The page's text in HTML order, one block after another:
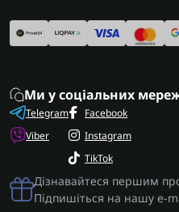
Ми у соціальних
Telegram
Viber
Facebook
Instagram
TikTok
Дізнавайтеся першим
Підпишіться на нашу e-